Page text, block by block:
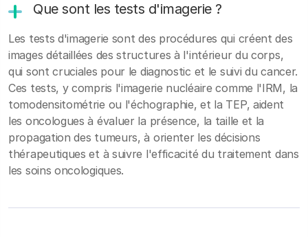
Que sont les tests d'imagerie ?
Les tests d'imagerie sont des procédures qui créent des
images détaillées des structures à l'intérieur du corps,
qui sont cruciales pour le diagnostic et le suivi du cancer.
Ces tests, y compris l'imagerie nucléaire comme l'IRM, la
tomodensitométrie ou l'échographie, et la TEP, aident
les oncologues à évaluer la présence, la taille et la
propagation des tumeurs, à orienter les décisions
thérapeutiques et à suivre l'efficacité du traitement dans
les soins oncologiques.